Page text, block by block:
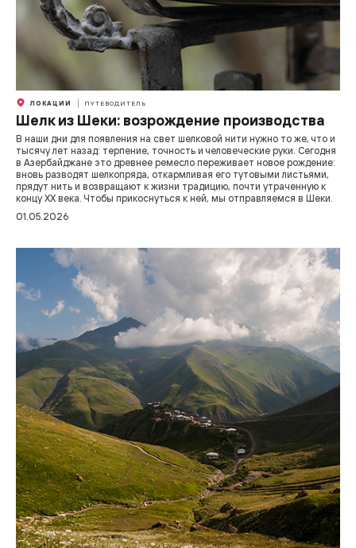
ЛОКАЦИИ ПУТЕВОДИТЕЛЬ
Шелк из Шеки: возрождение производства
В наши дни для появления на свет шелковой нити нужно то же, что и
тысячу лет назад: терпение, точность и человеческие руки. Сегодня
в Азербайджане это древнее ремесло переживает новое рождение:
вновь разводят шелкопряда, откармливая его тутовыми листьями,
прядут нить и возвращают к жизни традицию, почти утраченную к
концу XX века. Чтобы прикоснуться к ней, мы отправляемся в Шеки.
01.05.2026